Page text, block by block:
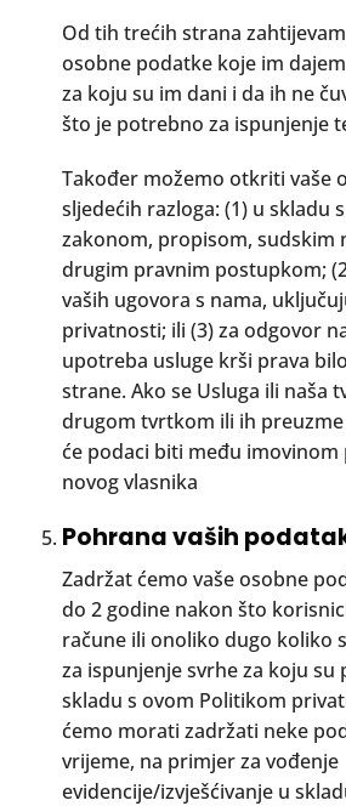
Od tih trećih strana
osobne podatke koje im
za koju su im dani i da ih ne
što je potrebno za ispunjenje
Također možemo otkriti vaše
sljedećih razloga: (1) u skladu
zakonom, propisom, sudskim
drugim pravnim postupkom;
vaših ugovora s nama,
privatnosti; ili (3) za odgovor
upotreba usluge krši prava
strane. Ako se Usluga ili naša
drugom tvrtkom ili ih
će podaci biti među imovinom
novog vlasnika
Pohrana vaših
Zadržat ćemo vaše osobne
do 2 godine nakon što
račune ili onoliko dugo koliko
za ispunjenje svrhe za koju su
skladu s ovom Politikom
ćemo morati zadržati neke
vrijeme, na primjer za vođenje
evidencije/izvješćivanje u